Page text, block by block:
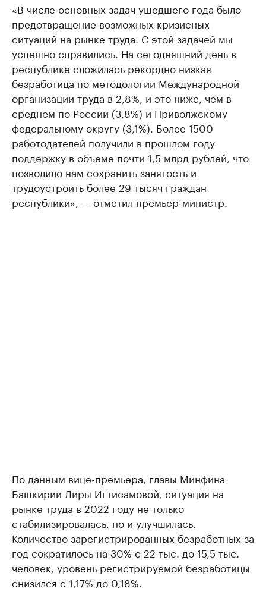
«В числе основных задач ушедшего года было
предотвращение возможных кризисных
ситуаций на рынке труда. С этой задачей мы
успешно справились. На сегодняшний день в
республике сложилась рекордно низкая
безработица по методологии Международной
организации труда в 2,8%, и это ниже, чем в
среднем по России (3,8%) и Приволжскому
федеральному округу (3,1%). Более 1500
работодателей получили в прошлом году
поддержку в объеме почти 1,5 млрд рублей, что
позволило нам сохранить занятость и
трудоустроить более 29 тысяч граждан
республики», — отметил премьер-министр.
По данным вице-премьера, главы Минфина
Башкирии Лиры Игтисамовой, ситуация на
рынке труда в 2022 году не только
стабилизировалась, но и улучшилась.
Количество зарегистрированных безработных за
год сократилось на 30% с 22 тыс. до 15,5 тыс.
человек, уровень регистрируемой безработицы
снизился с 1,17% до 0,18%.